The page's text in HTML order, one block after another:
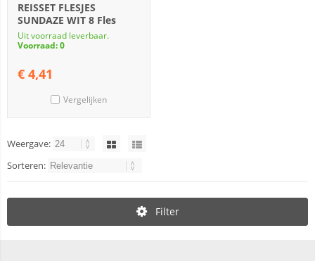
REISSET FLESJES
SUNDAZE WIT 8 Fles
Uit voorraad leverbaar.
Voorraad: 0
€ 4,41
Vergelijken
Weergave:
Sorteren:
Filter